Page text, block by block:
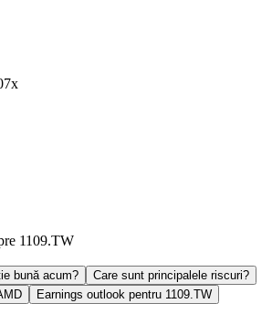
1109.TW
bună acum?
Care sunt principalele riscuri?
Earnings outlook pentru 1109.TW